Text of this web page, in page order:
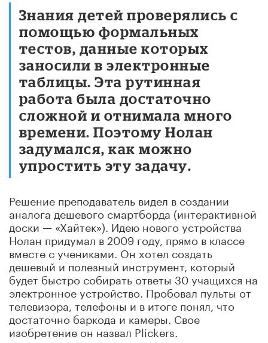
Знания детей проверялись с
помощью формальных
тестов, данные которых
заносили в электронные
таблицы. Эта рутинная
работа была достаточно
сложной и отнимала много
времени. Поэтому Нолан
задумался, как можно
упростить эту задачу.
Решение преподаватель видел в создании
аналога дешевого смартборда (интерактивной
доски — «Хайтек»). Идею нового устройства
Нолан придумал в 2009 году, прямо в классе
вместе с учениками. Он хотел создать
дешевый и полезный инструмент, который
будет быстро собирать ответы 30 учащихся на
электронное устройство. Пробовал пульты от
телевизора, телефоны и в итоге понял, что
достаточно баркода и камеры. Свое
изобретение он назвал Plickers.